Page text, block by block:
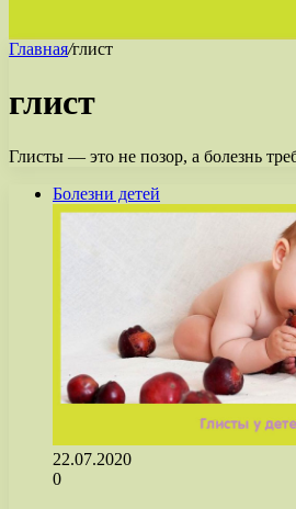
Главная/глист
глист
Глисты — это не позор, а болезнь
Болезни детей
22.07.2020
0